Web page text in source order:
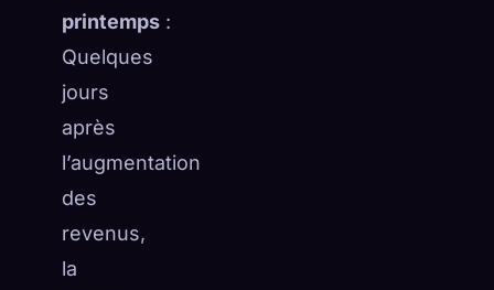
printemps :
Quelques
jours
après
l’augmentation
des
revenus,
la